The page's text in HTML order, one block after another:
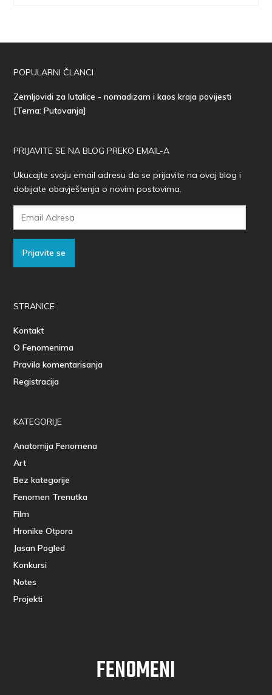
POPULARNI ČLANCI
Zemljovidi za lutalice - nomadizam i kaos kraja povijesti
[Tema: Putovanja]
PRIJAVITE SE NA BLOG PREKO EMAIL-A
Ukucajte svoju email adresu da se prijavite na ovaj blog i
dobijate obavještenja o novim postovima.
Prijavite se
STRANICE
Kontakt
O Fenomenima
Pravila komentarisanja
Registracija
KATEGORIJE
Anatomija Fenomena
Art
Bez kategorije
Fenomen Trenutka
Film
Hronike Otpora
Jasan Pogled
Konkursi
Notes
Projekti
FENOMENI